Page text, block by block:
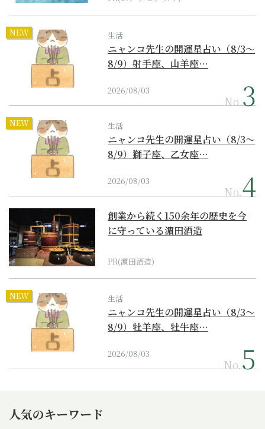
NEW 生活
ニャンコ先生の開運星占い（8/3～
8/9）射手座、山羊座…
2026/08/03
No.
NEW 生活
ニャンコ先生の開運星占い（8/3～
8/9）獅子座、乙女座…
2026/08/03
No.
創業から続く150余年の歴史を今
に守っている濵田酒造
PR(濵田酒造)
NEW 生活
ニャンコ先生の開運星占い（8/3～
8/9）牡羊座、牡牛座…
2026/08/03
No.
人気のキーワード